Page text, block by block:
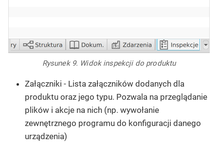
Rysunek 9. Widok inspekcji do produktu
Załączniki - Lista załączników dodanych dla
produktu oraz jego typu. Pozwala na przeglądanie
plików i akcje na nich (np. wywołanie
zewnętrznego programu do konfiguracji danego
urządzenia)